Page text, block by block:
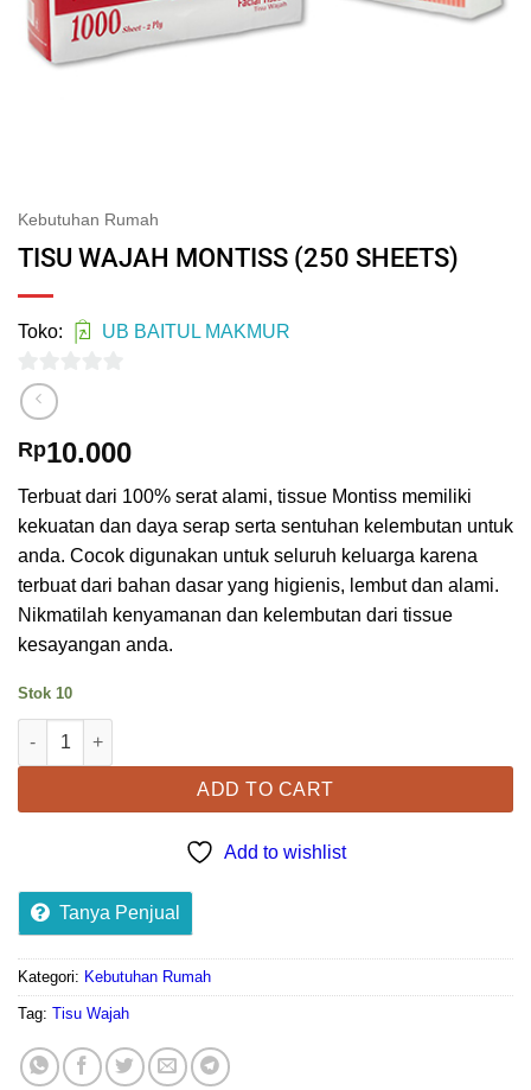
Kebutuhan Rumah
TISU WAJAH MONTISS (250 SHEETS)
Toko: UB BAITUL MAKMUR
0
out
of
Rp10.000
Terbuat dari 100% serat alami, tissue Montiss memiliki
kekuatan dan daya serap serta sentuhan kelembutan untuk
anda. Cocok digunakan untuk seluruh keluarga karena
terbuat dari bahan dasar yang higienis, lembut dan alami.
Nikmatilah kenyamanan dan kelembutan dari tissue
kesayangan anda.
Stok 10
Kuantitas TISU WAJAH MONTISS (250 SHEETS)
ADD TO CART
Add to wishlist
Tanya Penjual
Kategori: Kebutuhan Rumah
Tag: Tisu Wajah